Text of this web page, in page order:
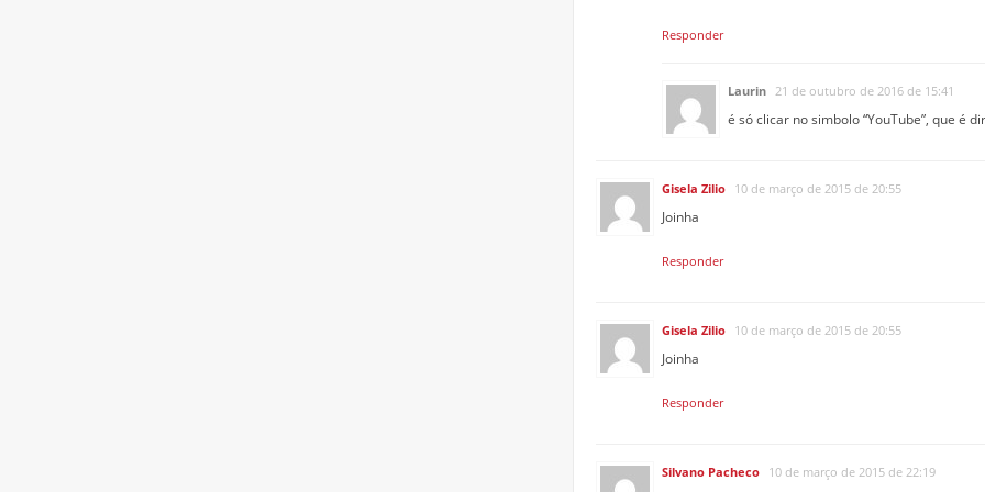
Responder
Laurin 21 de outubro de 2016 de 15:41
é só clicar no simbolo “YouTube”, que é
Gisela Zilio 10 de março de 2015 de 20:55
Joinha
Responder
Gisela Zilio 10 de março de 2015 de 20:55
Joinha
Responder
Silvano Pacheco 10 de março de 2015 de 22:19